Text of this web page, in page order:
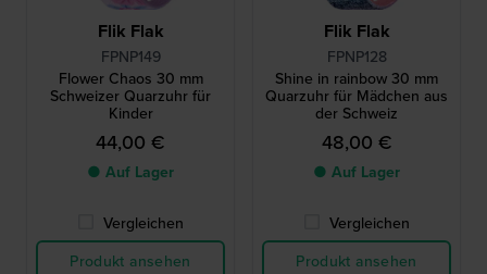
Flik Flak
FPNP149
Flower Chaos 30 mm
Schweizer Quarzuhr für
Kinder
44,00 €
● Auf Lager
Vergleichen
Produkt ansehen
Flik Flak
FPNP128
Shine in rainbow 30 mm
Quarzuhr für Mädchen aus
der Schweiz
48,00 €
● Auf Lager
Vergleichen
Produkt ansehen